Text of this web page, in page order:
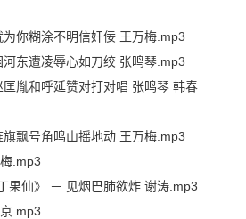
你糊涂不明信奸佞 王万梅.mp3
东遭凌辱心如刀绞 张鸣琴.mp3
胤和呼延赞对打对唱 张鸣琴 韩春
飘号角鸣山摇地动 王万梅.mp3
.mp3
果仙》 － 见烟巴肺欲炸 谢涛.mp3
.mp3